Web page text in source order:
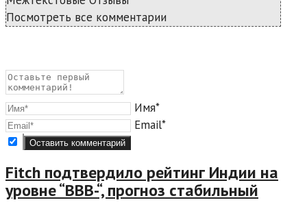
Посмотреть все комментарии
Имя*
Email*
Fitch подтвердило рейтинг Индии на
уровне “ВВВ-“, прогноз стабильный